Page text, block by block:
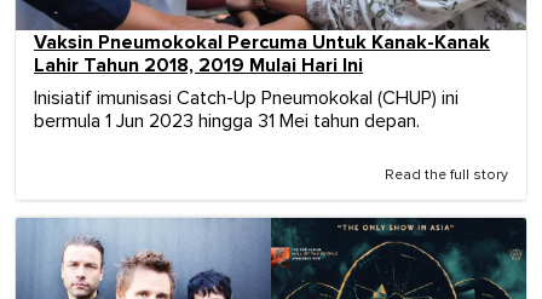
Vaksin Pneumokokal Percuma Untuk Kanak-Kanak
Lahir Tahun 2018, 2019 Mulai Hari Ini
Inisiatif imunisasi Catch-Up Pneumokokal (CHUP) ini
bermula 1 Jun 2023 hingga 31 Mei tahun depan.
Read the full story